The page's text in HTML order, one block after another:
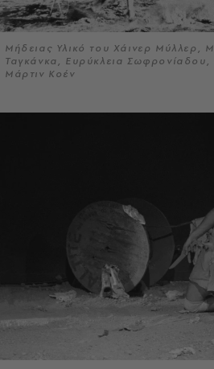
Μήδειας Υλικό του Χάινερ Μύλλερ,
Ταγκάνκα, Ευρύκλεια
Μάρτιν Κοέν